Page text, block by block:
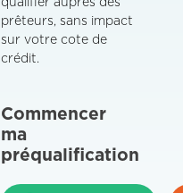
prêteurs, sans impact
sur votre cote de
crédit.
Commencer
ma
préqualification